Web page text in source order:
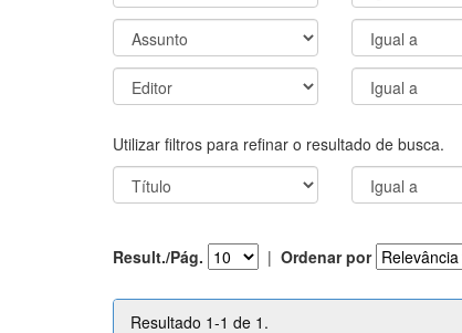
Utilizar filtros para refinar o resultado de busca.
Result./Pág. | Ordenar por
Resultado 1-1 de 1.